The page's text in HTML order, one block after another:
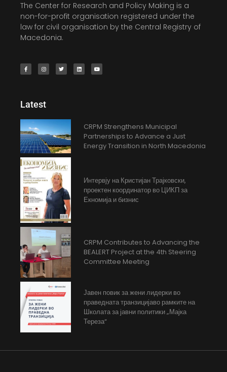
The Center for Research and Policy Making is a
non-for-profit organisation registered under the
law for civil organisation by the Central Registry of
Macedonia.
Latest
CRPM Strengthens Municipal
Partnerships to Advance a Just
Energy Transition in North Macedonia
Интервју на Кристијан Трајковски,
проектен координатор во ЦИКП за
Екномија и бизнис
CRPM Contributes to Advancing the
BEALERT Project at the 4th Steering
Committee Meeting
Јавен повик за жени лидерки во
праведната транзицијаво рамките на
Школата за јавни политики „Мајка
Тереза“